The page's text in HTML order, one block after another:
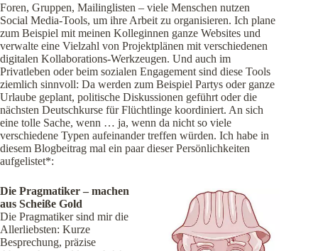
Foren, Gruppen, Mailinglisten – viele Menschen nutzen
Social Media-Tools, um ihre Arbeit zu organisieren. Ich plane
zum Beispiel mit meinen Kolleginnen ganze Websites und
verwalte eine Vielzahl von Projektplänen mit verschiedenen
digitalen Kollaborations-Werkzeugen. Und auch im
Privatleben oder beim sozialen Engagement sind diese Tools
ziemlich sinnvoll: Da werden zum Beispiel Partys oder ganze
Urlaube geplant, politische Diskussionen geführt oder die
nächsten Deutschkurse für Flüchtlinge koordiniert. An sich
eine tolle Sache, wenn … ja, wenn da nicht so viele
verschiedene Typen aufeinander treffen würden. Ich habe in
diesem Blogbeitrag mal ein paar dieser Persönlichkeiten
aufgelistet*:
Die Pragmatiker – machen
aus Scheiße Gold
Die Pragmatiker sind mir die
Allerliebsten: Kurze
Besprechung, präzise